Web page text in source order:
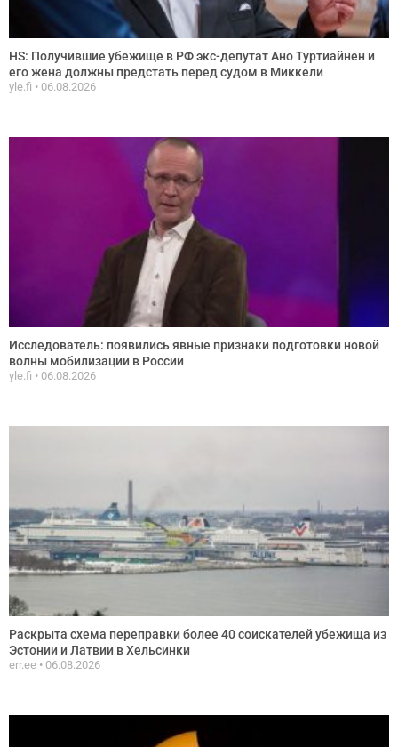
HS: Получившие убежище в РФ экс-депутат Ано Туртиайнен и
его жена должны предстать перед судом в Миккели
yle.fi 06.08.2026
Исследователь: появились явные признаки подготовки новой
волны мобилизации в России
yle.fi 06.08.2026
Раскрыта схема переправки более 40 соискателей убежища из
Эстонии и Латвии в Хельсинки
err.ee 06.08.2026